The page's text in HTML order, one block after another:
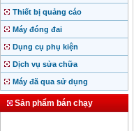
Thiết bị quảng cáo
Máy đóng đai
Dụng cụ phụ kiện
Dịch vụ sửa chữa
Máy đã qua sử dụng
Sản phẩm bán chạy